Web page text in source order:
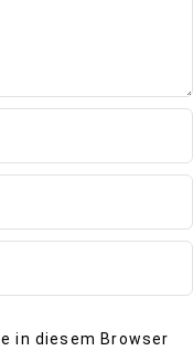
in diesem Browser